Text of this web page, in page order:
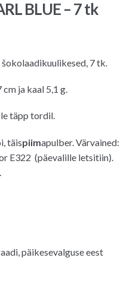
BLUE – 7 tk
7 tk.
cm ja kaal 5,1 g.
täpp tordil.
täispiimapulber. Värvained:
E322 (päevalille letsitiin).
päikesevalguse eest